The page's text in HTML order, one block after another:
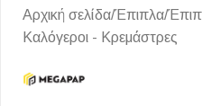
Αρχική σελίδα/Έπιπλα/
Καλόγεροι - Κρεμάστρες